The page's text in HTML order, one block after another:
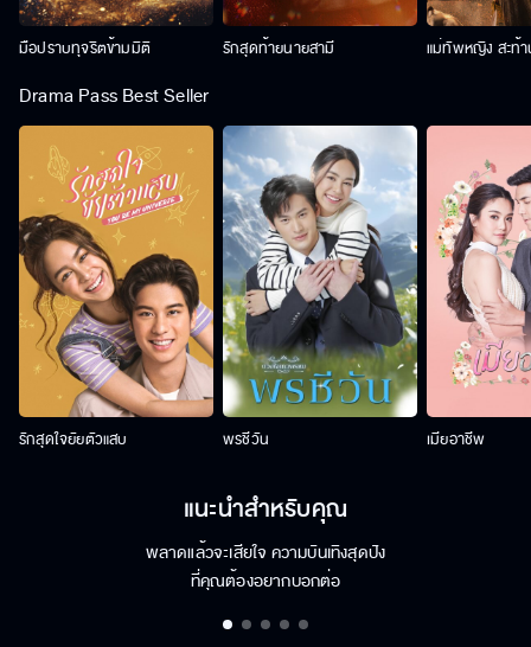
มือปราบทุจริตข้ามมิติ รักสุดท้ายนายสามี แม่ทัพหญิง สะท้
Drama Pass Best Seller
รักสุดใจยัยตัวแสบ พรชีวัน เมียอาชีพ
แนะนำสำหรับคุณ
พลาดแล้วจะเสียใจ ความบันเทิงสุดปัง
ที่คุณต้องอยากบอกต่อ